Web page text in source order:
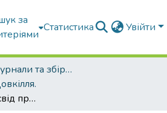
за
Статистика Увійти
Наукові журнали та збірники видань
Міжнародний досвід правового регулювання управління житловим фондом